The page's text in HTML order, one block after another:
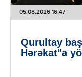
05.08.2026 16:47
Qurultay
Hərəkat"a